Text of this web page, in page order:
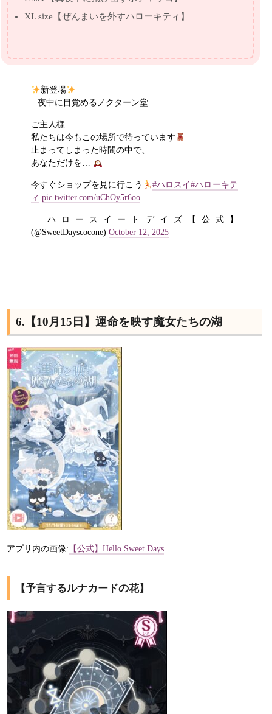
XL size【ぜんまいを外すハローキティ】
新登場
– 夜中に目覚めるノクターン堂 –
ご主人様…
私たちは今もこの場所で待っています
止まってしまった時間の中で、
あなただけを…
今すぐショップを見に行こう #ハロスイ#ハローキテ
ィ pic.twitter.com/uChOy5r6oo
— ハロースイートデイズ【公式】
(@SweetDayscocone)October 12, 2025
6.【10月15日】運命を映す魔女たちの湖
アプリ内の画像: 【公式】Hello Sweet Days
【予言するルナカードの花】